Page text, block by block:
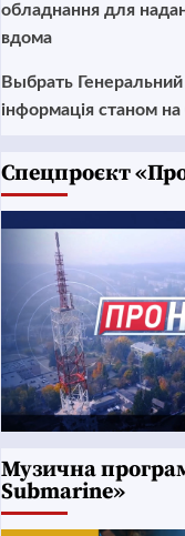
обладнання для
вдома
Выбрать
інформація станом
Cпецпроєкт
Музична
Submarine»